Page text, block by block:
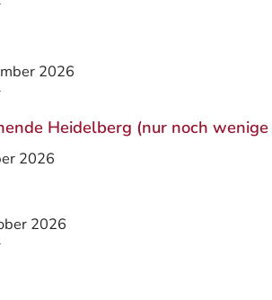
2026
Heidelberg (nur noch
2026
2026